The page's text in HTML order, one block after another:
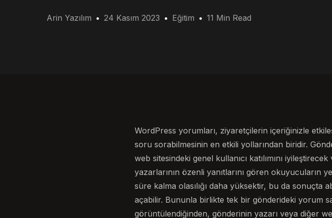
Arin Yazılım 24 Kasım 2023 Eğitim 11 Min Read
WordPress yorumları, ziyaretçilerin içeriğinizle
soru sorabilmesinin en etkili yollarından biridir.
web sitesindeki genel kullanıcı katılımını
yazarlarının özenli yanıtlarını gören okuyucuların
süre kalma olasılığı daha yüksektir, bu da sonuçta
açabilir. Bununla birlikte tek bir gönderideki yorum
görüntülendiğinden, gönderinin yazarı veya diğer